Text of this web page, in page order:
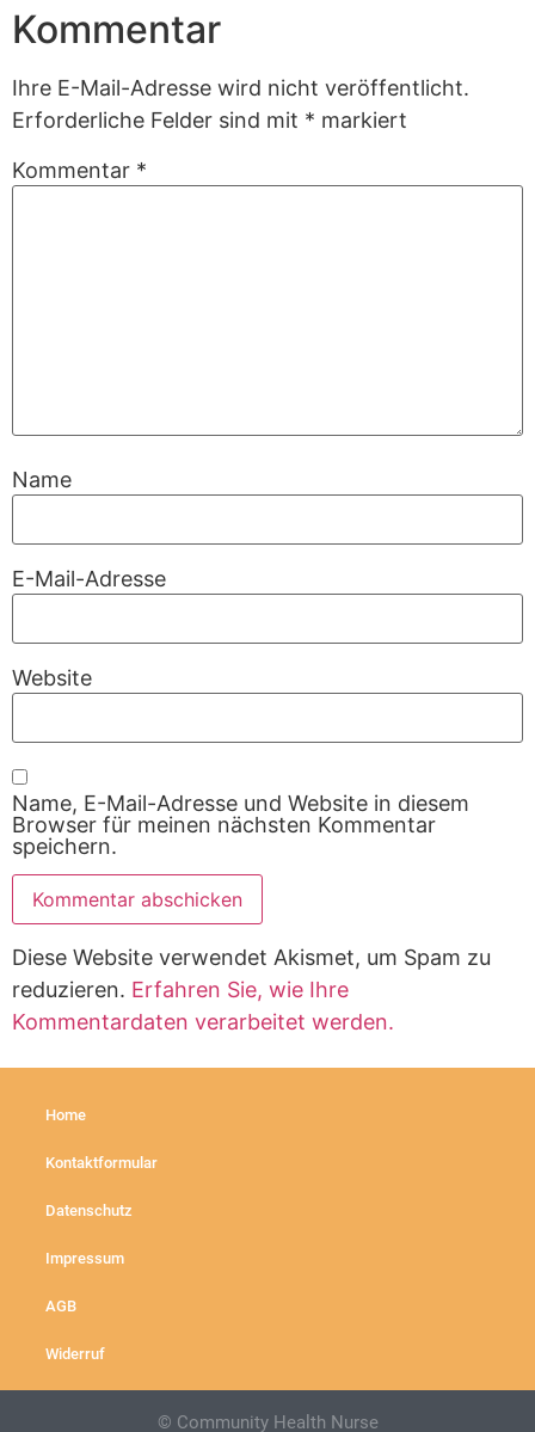
Kommentar
Ihre E-Mail-Adresse wird nicht veröffentlicht.
Erforderliche Felder sind mit * markiert
Kommentar *
Name
E-Mail-Adresse
Website
Name, E-Mail-Adresse und Website in diesem
Browser für meinen nächsten Kommentar
speichern.
Diese Website verwendet Akismet, um Spam zu
reduzieren. Erfahren Sie, wie Ihre
Kommentardaten verarbeitet werden.
Home
Kontaktformular
Datenschutz
Impressum
AGB
Widerruf
© Community Health Nurse